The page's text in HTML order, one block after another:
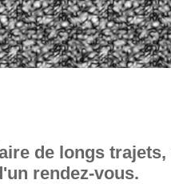
de longs
rendez-vous.